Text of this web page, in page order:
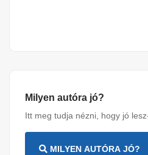
Milyen autóra jó?
Itt meg tudja nézni, hogy jó
MILYEN AUTÓRA JÓ?